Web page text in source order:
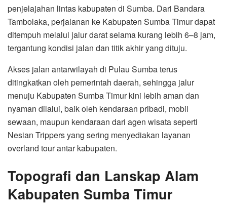
penjelajahan lintas kabupaten di Sumba. Dari Bandara
Tambolaka, perjalanan ke Kabupaten Sumba Timur dapat
ditempuh melalui jalur darat selama kurang lebih 6–8 jam,
tergantung kondisi jalan dan titik akhir yang dituju.
Akses jalan antarwilayah di Pulau Sumba terus
ditingkatkan oleh pemerintah daerah, sehingga jalur
menuju Kabupaten Sumba Timur kini lebih aman dan
nyaman dilalui, baik oleh kendaraan pribadi, mobil
sewaan, maupun kendaraan dari agen wisata seperti
Nesian Trippers yang sering menyediakan layanan
overland tour antar kabupaten.
Topografi dan Lanskap Alam
Kabupaten Sumba Timur